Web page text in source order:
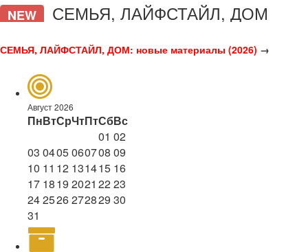
NEW СЕМЬЯ, ЛАЙФСТАЙЛ, ДОМ
СЕМЬЯ, ЛАЙФСТАЙЛ, ДОМ: новые материалы (2026) →
Август 2026
ПнВтСрЧтПтСбВс
01 02
03 0405060708 09
10 11 12 131415 16
17 1819 2021 2223
242526272829 30
31